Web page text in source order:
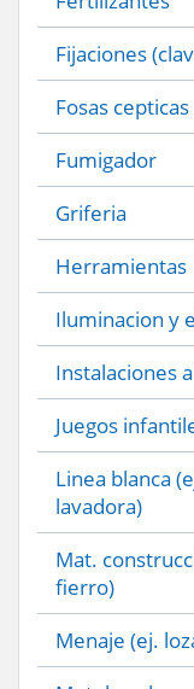
Fijaciones
Fosas cepticas
Fumigador
Griferia
Herramientas
Iluminacion y
Instalaciones
Juegos
Linea blanca
lavadora)
Mat.
fierro)
Menaje (ej.